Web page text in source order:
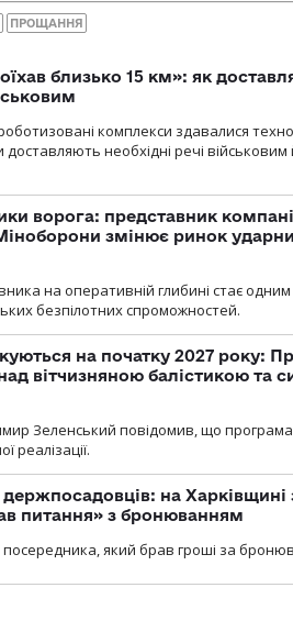
ПРОЩАННЯ
близько 15 км»: як
комплекси здавалися
необхідні речі
ворога: представник
змінює ринок
на оперативній глибині стає
безпілотних спроможностей.
на початку 2027 року:
вітчизняною балістикою та
Зеленський повідомив, що програма
реалізації.
на Харківщині
питання» з бронюванням
який брав гроші за